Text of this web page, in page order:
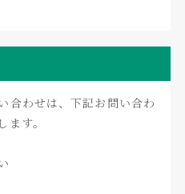
合わせは、下記お問い合わ
す。